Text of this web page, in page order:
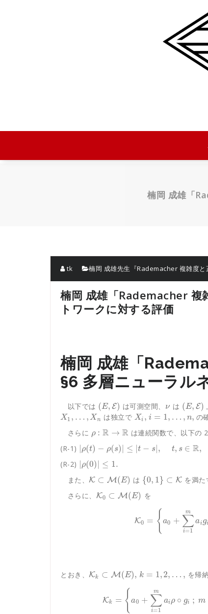
楠岡 成雄「
tk 楠岡 成雄先生『Rademacher 複雑度と
楠岡 成雄「Rademacher 複
トワークに対する評価
楠岡 成雄「
§6 多層ニューラル
以下では (E, E) は可測空間、 ν は (E, E)
X1 , … , Xn は独立で Xi , i = 1, … , n, の
さらに ρ : R → R は連続関数で、以下の
(R-1)
ρ(t) − ρ(s) ≤ |t − s , t, s ∈ R,
(R-2) ρ(0) ≤ 1.
また、 K ⊂ M(E) は {0, 1} ⊂ K を満た
さらに、 K0 ⊂ M(E) を
K0 = {a0 + ∑
i=1
m
aigi
とおき、 Kk ⊂ M(E), k = 1,2, … , を帰
Kk = {a0 + ∑
i=1
m
aiρ ∘ gi ; m